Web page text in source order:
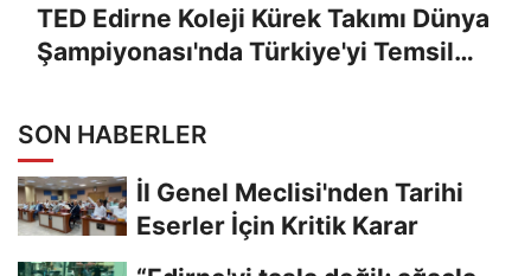
TED Edirne Koleji Kürek Takımı Dünya
Şampiyonası'nda Türkiye'yi Temsil
SON HABERLER
İl Genel Meclisi'nden Tarihi
Eserler İçin Kritik Karar